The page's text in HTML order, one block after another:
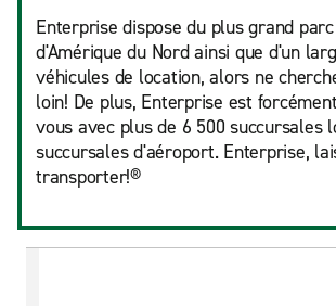
Enterprise dispose du plus grand
d'Amérique du Nord ainsi que d'un
véhicules de location, alors ne
loin! De plus, Enterprise est
vous avec plus de 6 500 succursales
succursales d'aéroport. Enterprise,
transporter!®